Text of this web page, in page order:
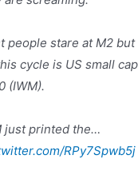
people stare at M2
cycle is US small
(IWM).
just printed the…
RPy7Spwb5j